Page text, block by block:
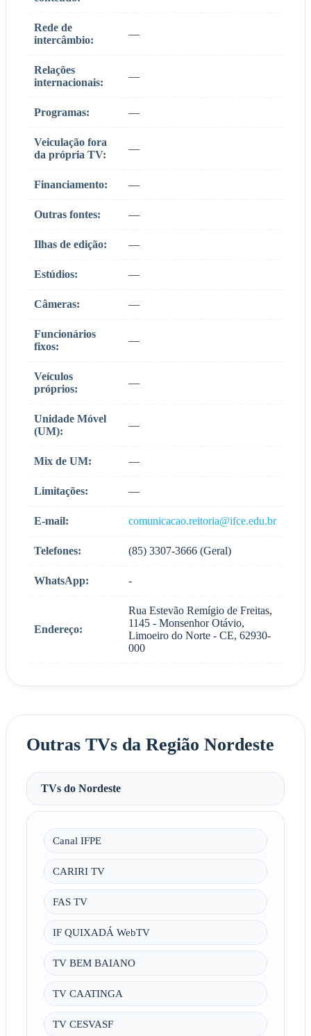
Rede de
intercâmbio:
—
Relações
internacionais:
—
Programas: —
Veiculação fora
da própria TV:
—
Financiamento: —
Outras fontes: —
Ilhas de edição: —
Estúdios: —
Câmeras: —
Funcionários
fixos:
—
Veículos
próprios:
—
Unidade Móvel
(UM):
—
Mix de UM: —
Limitações: —
E-mail: comunicacao.reitoria@ifce.edu.br
Telefones: (85) 3307-3666 (Geral)
WhatsApp: -
Endereço:
Rua Estevão Remígio de Freitas,
1145 - Monsenhor Otávio,
Limoeiro do Norte - CE, 62930-
000
Outras TVs da Região Nordeste
TVs do Nordeste
Canal IFPE
CARIRI TV
FAS TV
IF QUIXADÁ WebTV
TV BEM BAIANO
TV CAATINGA
TV CESVASF